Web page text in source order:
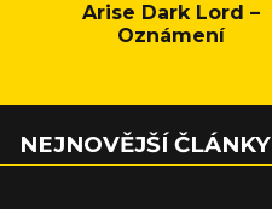
Arise Dark Lord –
Oznámení
NEJNOVĚJŠÍ ČLÁNKY